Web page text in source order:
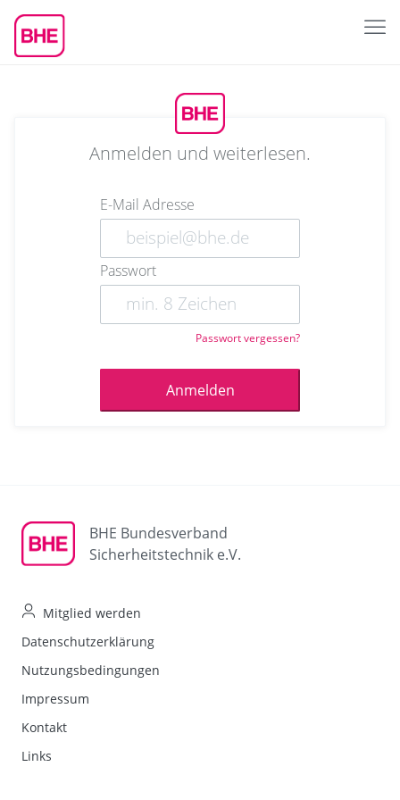
Anmelden und weiterlesen.
E-Mail Adresse
Passwort
Passwort vergessen?
Anmelden
BHE Bundesverband
Sicherheitstechnik e.V.
Mitglied werden
Datenschutzerklärung
Nutzungsbedingungen
Impressum
Kontakt
Links